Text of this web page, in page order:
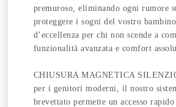
premuroso, eliminando ogni rumore
proteggere i sogni del vostro
d’eccellenza per chi non scende a
funzionalità avanzata e comfort
CHIUSURA MAGNETICA
per i genitori moderni, il nostro
brevettato permette un accesso